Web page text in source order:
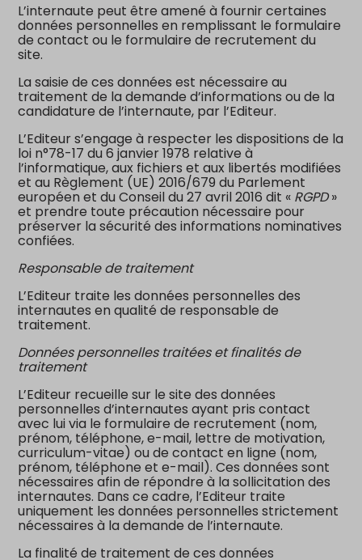
L’internaute peut être amené à fournir certaines
données personnelles en remplissant le formulaire
de contact ou le formulaire de recrutement du
site.
La saisie de ces données est nécessaire au
traitement de la demande d’informations ou de la
candidature de l’internaute, par l’Editeur.
L’Editeur s’engage à respecter les dispositions de la
loi n°78-17 du 6 janvier 1978 relative à
l’informatique, aux fichiers et aux libertés modifiées
et au Règlement (UE) 2016/679 du Parlement
européen et du Conseil du 27 avril 2016 dit « RGPD»
et prendre toute précaution nécessaire pour
préserver la sécurité des informations nominatives
confiées.
Responsable de traitement
L’Editeur traite les données personnelles des
internautes en qualité de responsable de
traitement.
Données personnelles traitées et finalités de
traitement
L’Editeur recueille sur le site des données
personnelles d’internautes ayant pris contact
avec lui via le formulaire de recrutement (nom,
prénom, téléphone, e-mail, lettre de motivation,
curriculum-vitae) ou de contact en ligne (nom,
prénom, téléphone et e-mail). Ces données sont
nécessaires afin de répondre à la sollicitation des
internautes. Dans ce cadre, l’Editeur traite
uniquement les données personnelles strictement
nécessaires à la demande de l’internaute.
La finalité de traitement de ces données